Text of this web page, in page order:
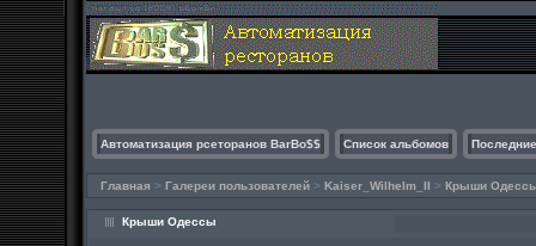
Автоматизация рсеторанов BarBo$$ Список альбомов
Главная > Галереи пользователей > Kaiser_Wilhelm_II > Крыши
Крыши Одессы